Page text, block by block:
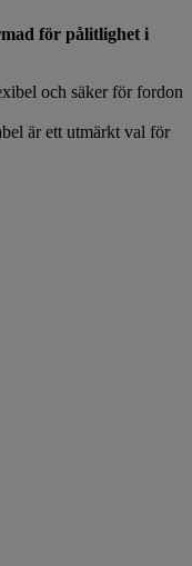
för pålitlighet i
och säker för fordon
är ett utmärkt val för